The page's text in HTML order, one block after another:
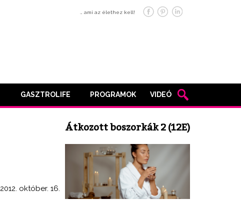
… ami az élethez kell!
GASZTROLIFE PROGRAMOK VIDEÓ
2012. október. 16.
Átkozott boszorkák 2 (12E)